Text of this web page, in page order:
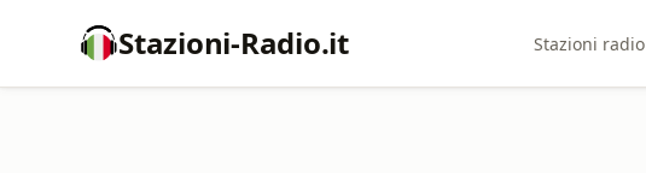
Stazioni-Radio.it Stazioni radio